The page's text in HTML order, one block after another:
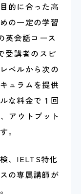
的に合った高
の一定の学習
英会話コース
受講者のスピ
ベルから次の
ュラムを提供
な料金で１回
アウトプット
。
、IELTS特化
の専属講師が